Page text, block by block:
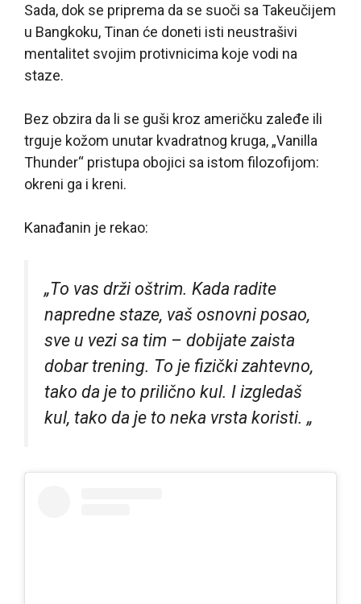
Sada, dok se priprema da se suoči sa Takeučijem
u Bangkoku, Tinan će doneti isti neustrašivi
mentalitet svojim protivnicima koje vodi na
staze.
Bez obzira da li se guši kroz američku zaleđe ili
trguje kožom unutar kvadratnog kruga, „Vanilla
Thunder“ pristupa obojici sa istom filozofijom:
okreni ga i kreni.
Kanađanin je rekao:
„To vas drži oštrim. Kada radite
napredne staze, vaš osnovni posao,
sve u vezi sa tim – dobijate zaista
dobar trening. To je fizički zahtevno,
tako da je to prilično kul. I izgledaš
kul, tako da je to neka vrsta koristi. „